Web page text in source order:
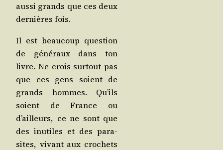
aus­si grands que ces deux
der­nières fois.
Il est beau­coup ques­tion
de géné­raux dans ton
livre. Ne crois sur­tout pas
que ces gens soient de
grands hommes. Qu’ils
soient de France ou
d’ailleurs, ce ne sont que
des inutiles et des para­
sites, vivant aux cro­chets